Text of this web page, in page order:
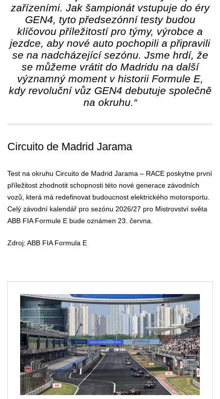
zařízeními. Jak šampionát vstupuje do éry
GEN4, tyto předsezónní testy budou
klíčovou příležitostí pro týmy, výrobce a
jezdce, aby nové auto pochopili a připravili
se na nadcházející sezónu. Jsme hrdí, že
se můžeme vrátit do Madridu na další
významný moment v historii Formule E,
kdy revoluční vůz GEN4 debutuje společně
na okruhu.“
Circuito de Madrid Jarama
Test na okruhu Circuito de Madrid Jarama – RACE poskytne první
příležitost zhodnotit schopnosti této nové generace závodních
vozů, která má redefinovat budoucnost elektrického motorsportu.
Celý závodní kalendář pro sezónu 2026/27 pro Mistrovství světa
ABB FIA Formule E bude oznámen 23. června.
Zdroj: ABB FIA Formula E